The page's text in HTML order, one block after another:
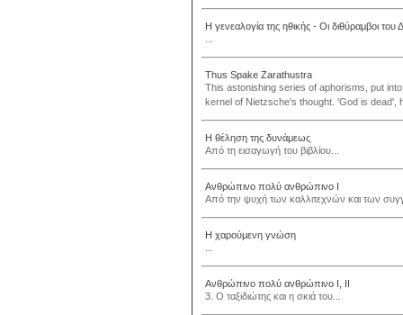
Η γενεαλογία της ηθικής - Οι διθύραμβοι του
Thus Spake Zarathustra
This astonishing series of aphorisms, put
kernel of Nietzsche's thought. 'God is dead',
Η θέληση της δυνάμεως
Από τη εισαγωγή του βιβλίου...
Ανθρώπινο πολύ ανθρώπινο Ι
Από την ψυχή των καλλιτεχνών και των
Η χαρούμενη γνώση
Ανθρώπινο πολύ ανθρώπινο Ι, ΙΙ
3. Ο ταξιδιώτης και η σκιά του...